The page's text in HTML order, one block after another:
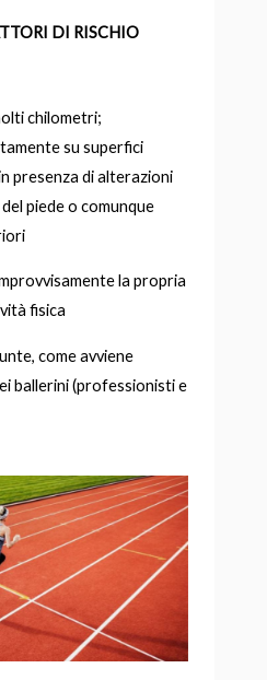
DI RISCHIO
chilometri;
su superfici
presenza di alterazioni
piede o comunque
la propria
fisica
come avviene
ballerini (professionisti e